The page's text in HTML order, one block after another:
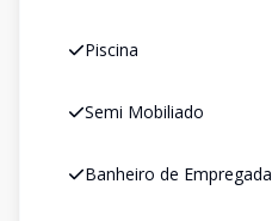
Piscina
Semi Mobiliado
Banheiro de Empregada